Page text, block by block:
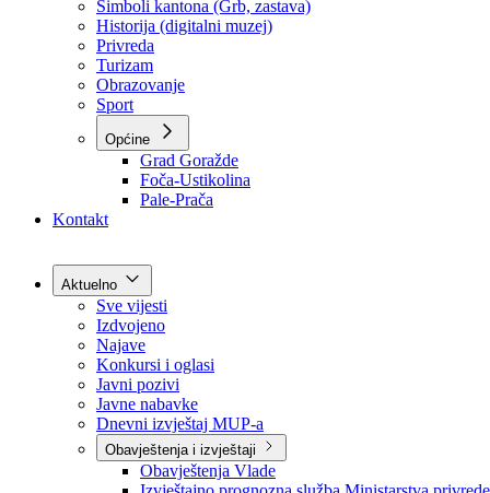
O kantonu
O kantonu
Simboli kantona (Grb, zastava)
Historija (digitalni muzej)
Privreda
Turizam
Obrazovanje
Sport
Općine
Kontakt
Aktuelno
Sve vijesti
Izdvojeno
Najave
Konkursi i oglasi
Javni pozivi
Javne nabavke
Dnevni izvještaj MUP-a